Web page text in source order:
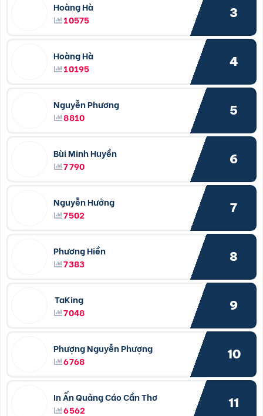
Hoàng Hà
10575
3
Hoàng Hà
10195
4
Nguyễn Phương
8810
5
Bùi Minh Huyền
7790
6
Nguyễn Hưởng
7502
7
Phương Hiền
7383
8
TaKing
7048
9
Phượng Nguyễn Phượng
6768
10
In Ấn Quảng Cáo Cần Thơ
6562
11